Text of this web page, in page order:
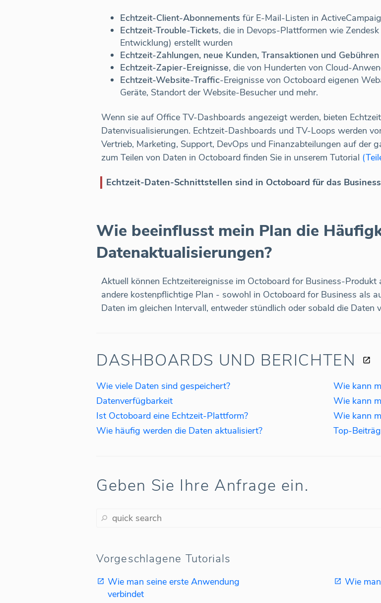
Echtzeit-Client-Abonnements für E-Mail-Listen in
Echtzeit-Trouble-Tickets, die in Devops-Plattformen wie
Entwicklung) erstellt wurden
Echtzeit-Zahlungen, neue Kunden, Transaktionen und Gebühren
Echtzeit-Zapier-Ereignisse, die von Hunderten von Cloud-
Echtzeit-Website-Traffic-Ereignisse von Octoboard eigenen
Geräte, Standort der Website-Besucher und mehr.
Wenn sie auf Office TV-Dashboards angezeigt werden, bieten
Datenvisualisierungen. Echtzeit-Dashboards und TV-Loops werden
Vertrieb, Marketing, Support, DevOps und Finanzabteilungen auf der
zum Teilen von Daten in Octoboard finden Sie in unserem Tutorial
Echtzeit-Daten-Schnittstellen sind in Octoboard für das
Wie beeinflusst mein Plan die
Datenaktualisierungen?
Aktuell können Echtzeitereignisse im Octoboard for Business-
andere kostenpflichtige Plan - sowohl in Octoboard for Business als
Daten im gleichen Intervall, entweder stündlich oder sobald die Daten
DASHBOARDS UND BERICHTEN
Wie viele Daten sind gespeichert?
Datenverfügbarkeit
Ist Octoboard eine Echtzeit-Plattform?
Wie häufig werden die Daten aktualisiert?
Top-
Geben Sie Ihre Anfrage ein.
Vorgeschlagene Tutorials
Wie man seine erste Anwendung
verbindet
Wie